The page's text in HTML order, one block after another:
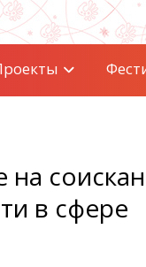
на
в сфере